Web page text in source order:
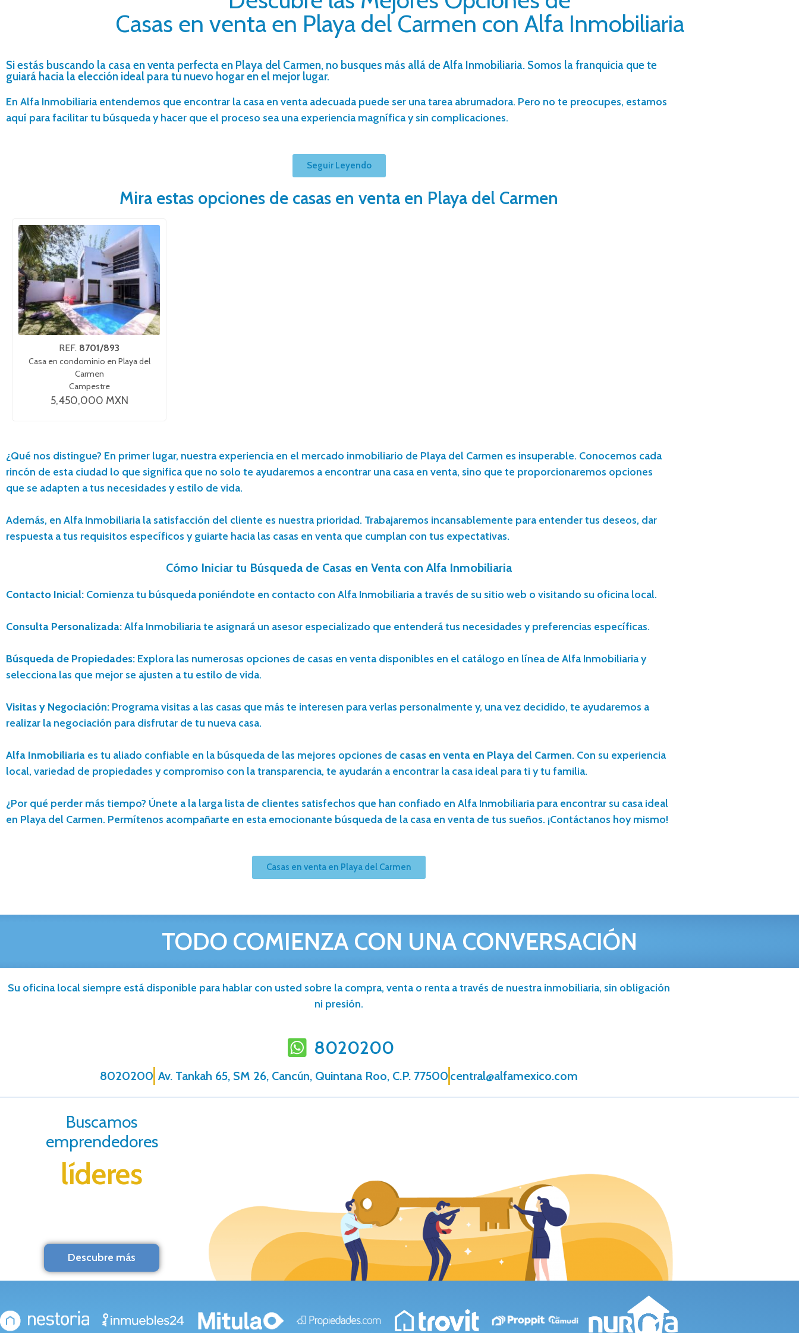
Casas en venta en Playa del Carmen con Alfa Inmobiliaria
Si estás buscando la casa en venta perfecta en Playa del Carmen, no busques más allá de Alfa Inmobiliaria. Somos la franquicia que te
guiará hacia la elección ideal para tu nuevo hogar en el mejor lugar.
En Alfa Inmobiliaria entendemos que encontrar la casa en venta adecuada puede ser una tarea abrumadora. Pero no te preocupes, estamos
aquí para facilitar tu búsqueda y hacer que el proceso sea una experiencia magnífica y sin complicaciones.
Seguir Leyendo
Mira estas opciones de casas en venta en Playa del Carmen
REF. 8701/893
Casa en condominio en Playa del
Carmen
Campestre
5,450,000 MXN
¿Qué nos distingue? En primer lugar, nuestra experiencia en el mercado inmobiliario de Playa del Carmen es insuperable. Conocemos cada
rincón de esta ciudad lo que significa que no solo te ayudaremos a encontrar una casa en venta, sino que te proporcionaremos opciones
que se adapten a tus necesidades y estilo de vida.
Además, en Alfa Inmobiliaria la satisfacción del cliente es nuestra prioridad. Trabajaremos incansablemente para entender tus deseos, dar
respuesta a tus requisitos específicos y guiarte hacia las casas en venta que cumplan con tus expectativas.
Cómo Iniciar tu Búsqueda de Casas en Venta con Alfa Inmobiliaria
Contacto Inicial: Comienza tu búsqueda poniéndote en contacto con Alfa Inmobiliaria a través de su sitio web o visitando su oficina local.
Consulta Personalizada:Alfa Inmobiliaria te asignará un asesor especializado que entenderá tus necesidades y preferencias específicas.
Búsqueda de Propiedades: Explora las numerosas opciones de casas en venta disponibles en el catálogo en línea de Alfa Inmobiliaria y
selecciona las que mejor se ajusten a tu estilo de vida.
Visitas y Negociación: Programa visitas a las casas que más te interesen para verlas personalmente y, una vez decidido, te ayudaremos a
realizar la negociación para disfrutar de tu nueva casa.
Alfa Inmobiliaria es tu aliado confiable en la búsqueda de las mejores opciones de casas en venta en Playa del Carmen. Con su experiencia
local, variedad de propiedades y compromiso con la transparencia, te ayudarán a encontrar la casa ideal para ti y tu familia.
¿Por qué perder más tiempo? Únete a la larga lista de clientes satisfechos que han confiado en Alfa Inmobiliaria para encontrar su casa ideal
en Playa del Carmen. Permítenos acompañarte en esta emocionante búsqueda de la casa en venta de tus sueños. ¡Contáctanos hoy mismo!
Casas en venta en Playa del Carmen
TODO COMIENZA CON UNA CONVERSACIÓN
Su oficina local siempre está disponible para hablar con usted sobre la compra, venta o renta a través de nuestra inmobiliaria, sin obligación
ni presión.
8020200
8020200 Av. Tankah 65, SM 26, Cancún, Quintana Roo, C.P. 77500 central@alfamexico.com
Buscamos
emprendedores
líderes
Descubre más